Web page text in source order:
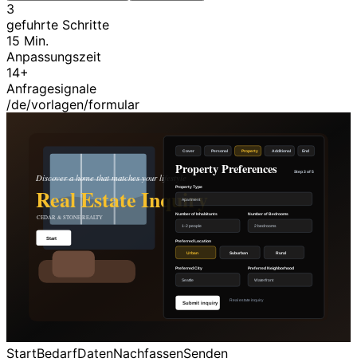
3
gefuhrte Schritte
15 Min.
Anpassungszeit
14+
Anfragesignale
/de/vorlagen/formular
StartBedarfDatenNachfassenSenden